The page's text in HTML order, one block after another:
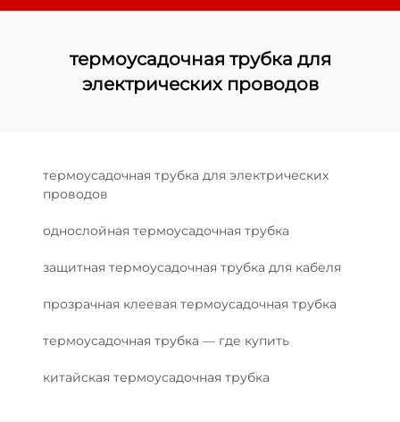
термоусадочная трубка для
электрических проводов
термоусадочная трубка для электрических
проводов
однослойная термоусадочная трубка
защитная термоусадочная трубка для кабеля
прозрачная клеевая термоусадочная трубка
термоусадочная трубка — где купить
китайская термоусадочная трубка